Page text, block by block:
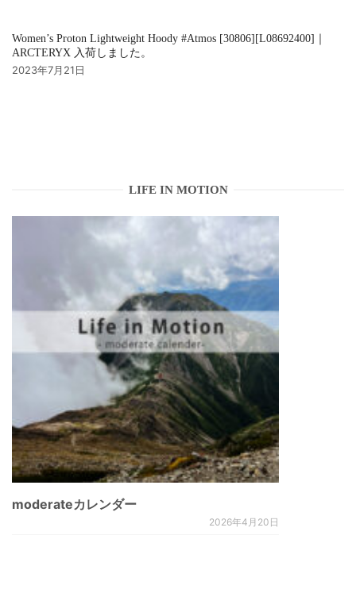
Women’s Proton Lightweight Hoody #Atmos [30806][L08692400]｜
ARCTERYX 入荷しました。
2023年7月21日
LIFE IN MOTION
moderateカレンダー
2026年4月20日